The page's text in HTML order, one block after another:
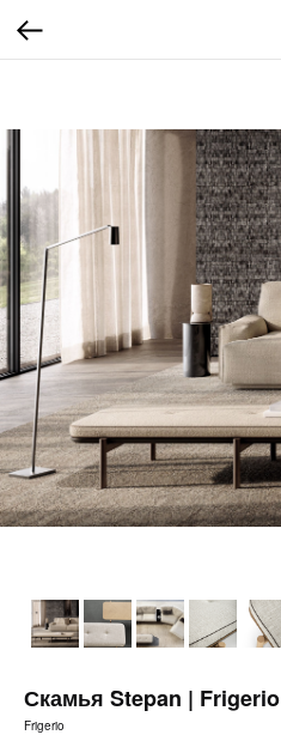
Скамья Stepan | Frigerio
Frigerio